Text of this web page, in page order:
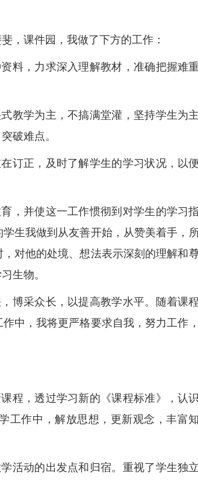
，课件园，我做了下方的工作：
料，力求深入理解教材，准确把握难重
教学为主，不搞满堂灌，坚持学生为主
破难点。
订正，及时了解学生的学习状况，以便
，并使这一工作惯彻到对学生的学习指
生我做到从友善开始，从赞美着手，
对他的处境、想法表示深刻的理解和
生物。
博采众长，以提高教学水平。随着课程
中，我将更严格要求自我，努力工作，
程，透过学习新的《课程标准》，认识
工作中，解放思想，更新观念，丰富知
活动的出发点和归宿。重视了学生独立